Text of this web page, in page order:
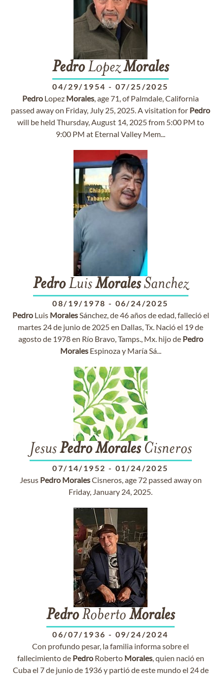
PedroLopezMorales
04/29/1954 - 07/25/2025
Pedro Lopez Morales, age 71, of Palmdale, California
passed away on Friday, July 25, 2025. A visitation for Pedro
will be held Thursday, August 14, 2025 from 5:00 PM to
9:00 PM at Eternal Valley Mem...
PedroLuisMoralesSanchez
08/19/1978 - 06/24/2025
PedroLuis MoralesSánchez, de 46 años de edad, falleció el
martes 24 de junio de 2025 en Dallas, Tx. Nació el 19 de
agosto de 1978 en Río Bravo, Tamps., Mx. hijo de Pedro
MoralesEspinoza y María Sá...
JesusPedro MoralesCisneros
07/14/1952 - 01/24/2025
Jesus Pedro MoralesCisneros, age 72 passed away on
Friday, January 24, 2025.
PedroRoberto Morales
06/07/1936 - 09/24/2024
Con profundo pesar, la familia informa sobre el
fallecimiento de PedroRoberto Morales, quien nació en
Cuba el 7 de junio de 1936 y partió de este mundo el 24 de